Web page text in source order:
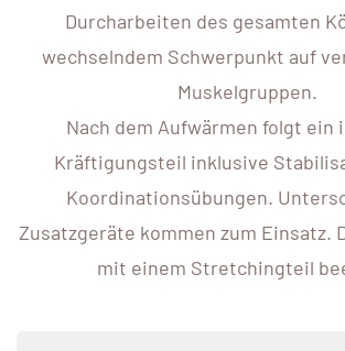
Durcharbeiten des gesamten
wechselndem Schwerpunkt auf
Muskelgruppen.
Nach dem Aufwärmen folgt ein
Kräftigungsteil inklusive
Koordinationsübungen.
Zusatzgeräte kommen zum Einsatz.
mit einem Stretchingteil